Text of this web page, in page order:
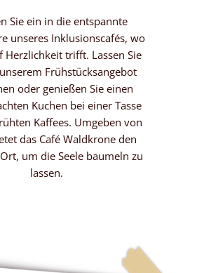
Sie ein in die entspannte
unseres Inklusionscafés, wo
Herzlichkeit trifft. Lassen Sie
Frühstücksangebot
oder genießen Sie einen
Kuchen bei einer Tasse
Kaffees. Umgeben von
das Café Waldkrone den
um die Seele baumeln zu
lassen.